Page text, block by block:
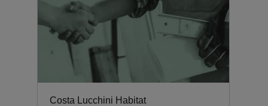
Costa Lucchini Habitat